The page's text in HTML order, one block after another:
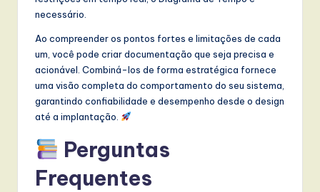
necessário.
Ao compreender os pontos fortes e limitações de cada
um, você pode criar documentação que seja precisa e
acionável. Combiná-los de forma estratégica fornece
uma visão completa do comportamento do seu sistema,
garantindo confiabilidade e desempenho desde o design
até a implantação.
Perguntas
Frequentes